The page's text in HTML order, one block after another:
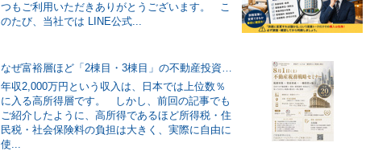
つもご利用いただきありがとうございます。 こ
のたび、当社では LINE公式...
なぜ富裕層ほど「2棟目・3棟目」の不動産投資を行うのか
年収2,000万円という収入は、日本では上位数％
に入る高所得層です。 しかし、前回の記事でも
ご紹介したように、高所得であるほど所得税・住
民税・社会保険料の負担は大きく、実際に自由に
使...